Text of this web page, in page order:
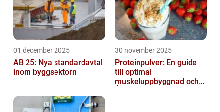
01 december 2025
AB 25: Nya standardavtal
inom byggsektorn
30 november 2025
Proteinpulver: En guide
till optimal
muskeluppbyggnad och